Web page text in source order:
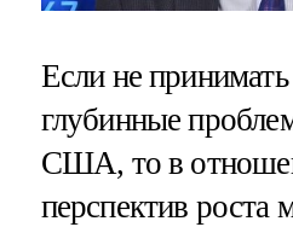
Если не
глубинные
США, то в
перспектив роста